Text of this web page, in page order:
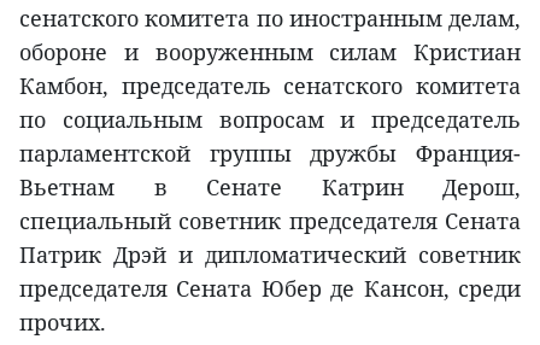
сенатского комитета по иностранным делам,
обороне и вооруженным силам Кристиан
Камбон, председатель сенатского комитета
по социальным вопросам и председатель
парламентской группы дружбы Франция-
Вьетнам в Сенате Катрин Дерош,
специальный советник председателя Сената
Патрик Дрэй и дипломатический советник
председателя Сената Юбер де Кансон, среди
прочих.